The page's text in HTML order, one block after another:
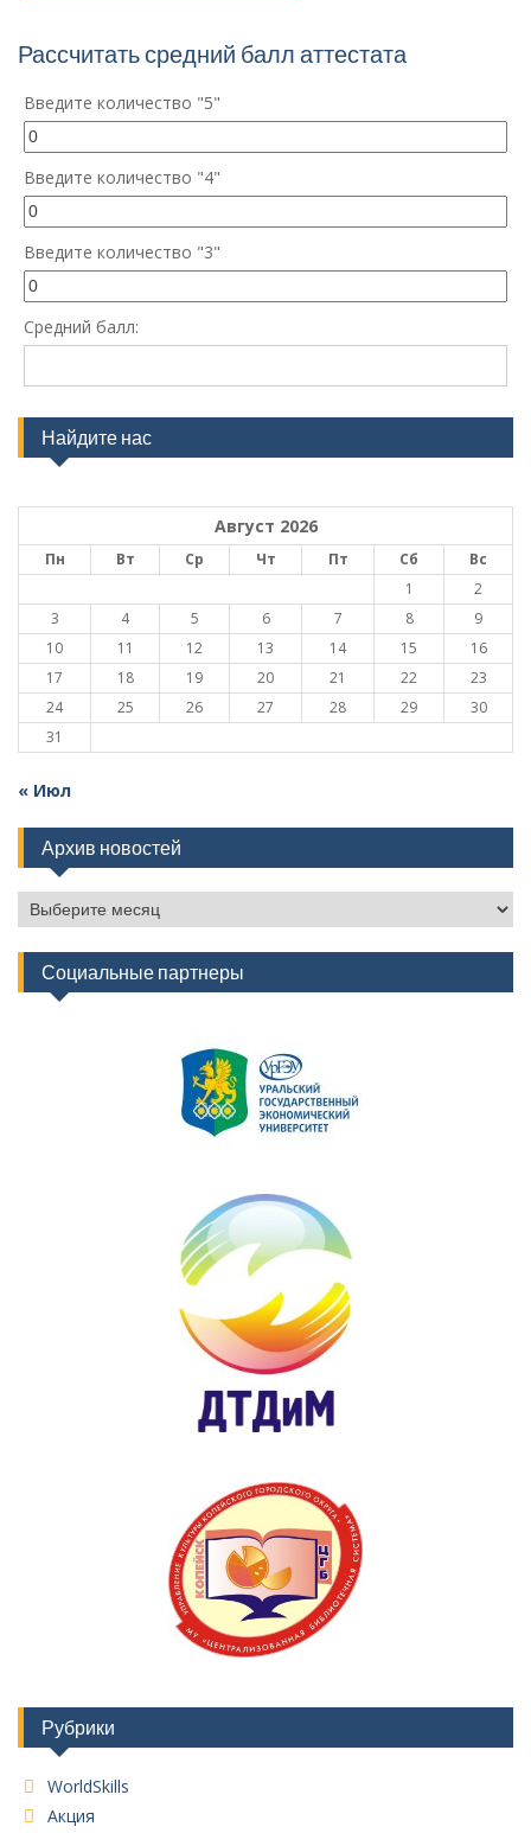
Рассчитать средний балл аттестата
Введите количество "5"
Введите количество "4"
Введите количество "3"
Средний балл:
Найдите нас
Август 2026
Пн Вт Ср Чт Пт Сб
Вс
1
2
3
4 5 6 7 8
9
10
11 12 13 14 15
16
17
18 19 20 21 22
23
24
25 26 27 28 29
30
31
« Июл
Архив новостей
Архив
новостей
Социальные партнеры
Рубрики
WorldSkills
Акция